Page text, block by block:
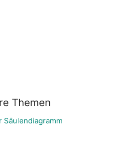
Themen
Säulendiagramm